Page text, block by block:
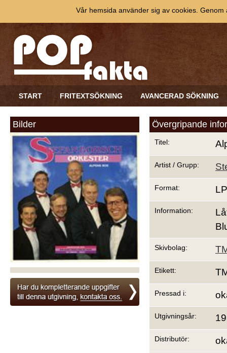
START FRITEXTSÖKNING AVANCERAD SÖKNING
Bilder Övergripande
Titel:
Artist / Grupp:
Format: LP
Information:
Skivbolag:
Etikett:
Pressad i:
Utgivningsår:
Distributör:
Vår hemsida använder sig av cookies.